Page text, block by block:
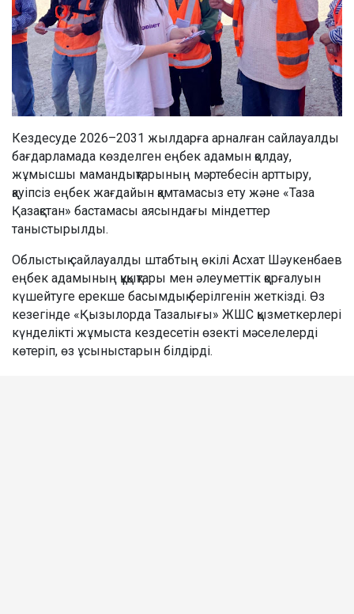
Кездесуде 2026–2031 жылдарға арналған сайлауалды
бағдарламада көзделген еңбек адамын қолдау,
жұмысшы мамандықтарының мәртебесін арттыру,
қауіпсіз еңбек жағдайын қамтамасыз ету және «Таза
Қазақстан» бастамасы аясындағы міндеттер
таныстырылды.
Облыстық сайлауалды штабтың өкілі Асхат Шәукенбаев
еңбек адамының құқықтары мен әлеуметтік қорғалуын
күшейтуге ерекше басымдық берілгенін жеткізді. Өз
кезегінде «Қызылорда Тазалығы» ЖШС қызметкерлері
күнделікті жұмыста кездесетін өзекті мәселелерді
көтеріп, өз ұсыныстарын білдірді.